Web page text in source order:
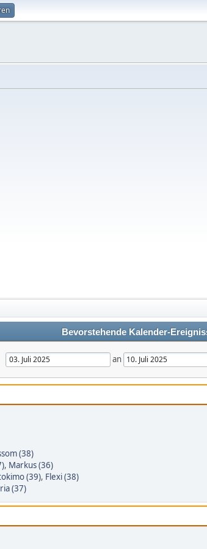
Bevorstehende Kalender-
an
(38)
, Markus (36)
(39), Flexi (38)
(37)